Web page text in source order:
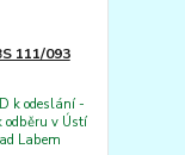
111/093
k odeslání -
odběru v Ústí
Labem